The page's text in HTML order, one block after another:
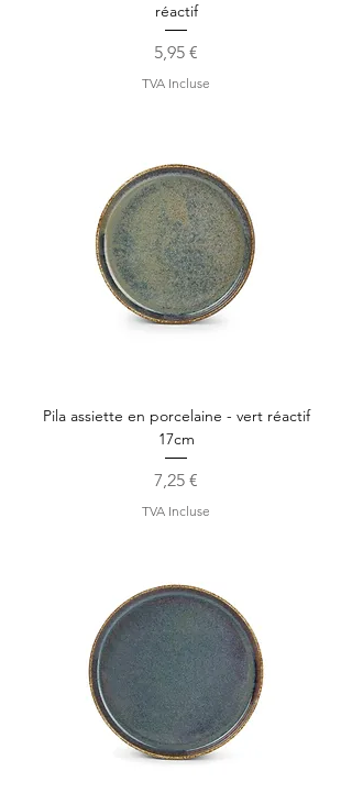
réactif
Prix
5,95 €
TVA Incluse
Pila assiette en porcelaine - vert réactif
17cm
Prix
7,25 €
TVA Incluse